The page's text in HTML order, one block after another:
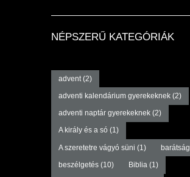
NÉPSZERŰ KATEGÓRIÁK
advent(2)
adventi kalendárium gyerekeknek(2)
adventi naptár gyerekeknek(2)
A király és a só (1)
A szeretetre vágyó süni (1) barátság
beszélgetés(10) Biblia(1)